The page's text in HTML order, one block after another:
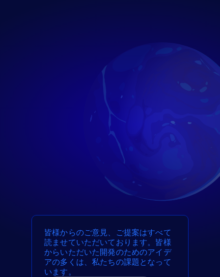
皆様からのご意見、ご提案はすべて
読ませていただいております。皆様
からいただいた開発のためのアイデ
アの多くは、私たちの課題となって
います。